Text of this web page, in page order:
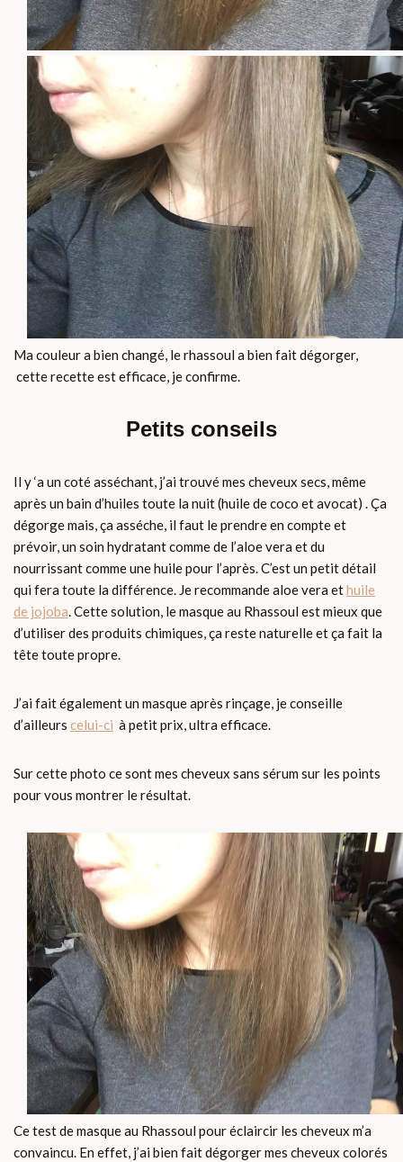
Ma couleur a bien changé, le rhassoul a bien fait dégorger,
cette recette est efficace, je confirme.
Petits conseils
Il y ‘a un coté asséchant, j’ai trouvé mes cheveux secs, même
après un bain d’huiles toute la nuit (huile de coco et avocat) . Ça
dégorge mais, ça asséche, il faut le prendre en compte et
prévoir, un soin hydratant comme de l’aloe vera et du
nourrissant comme une huile pour l’après. C’est un petit détail
qui fera toute la différence. Je recommande aloe vera ethuile
de jojoba. Cette solution, le masque au Rhassoul est mieux que
d’utiliser des produits chimiques, ça reste naturelle et ça fait la
tête toute propre.
J’ai fait également un masque après rinçage, je conseille
d’ailleurs celui-ci à petit prix, ultra efficace.
Sur cette photo ce sont mes cheveux sans sérum sur les points
pour vous montrer le résultat.
Ce test de masque au Rhassoul pour éclaircir les cheveux m’a
convaincu. En effet, j’ai bien fait dégorger mes cheveux colorés